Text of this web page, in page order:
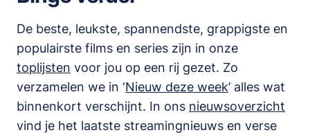
De beste, leukste, spannendste, grappigste en
populairste films en series zijn in onze
toplijsten voor jou op een rij gezet. Zo
verzamelen we in ‘Nieuw deze week’ alles wat
binnenkort verschijnt. In ons nieuwsoverzicht
vind je het laatste streamingnieuws en verse